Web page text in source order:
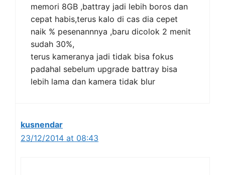
memori 8GB ,battray jadi lebih boros dan
cepat habis,terus kalo di cas dia cepet
naik % pesenannnya ,baru dicolok 2 menit
sudah 30%,
terus kameranya jadi tidak bisa fokus
padahal sebelum upgrade battray bisa
lebih lama dan kamera tidak blur
kusnendar
23/12/2014 at 08:43